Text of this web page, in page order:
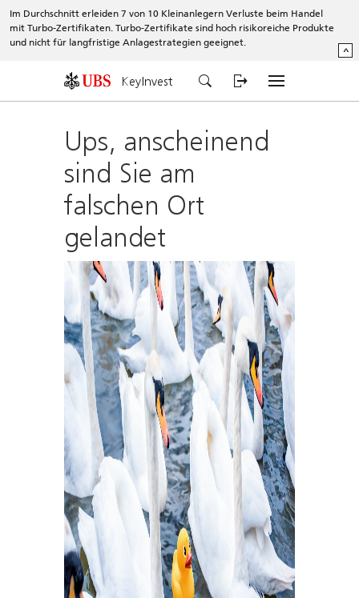
Im Durchschnitt erleiden 7 von 10 Kleinanlegern Verluste beim Handel
mit Turbo-Zertifikaten. Turbo-Zertifikate sind hoch risikoreiche Produkte
und nicht für langfristige Anlagestrategien geeignet.
^
KeyInvest
Ups, anscheinend
sind Sie am
falschen Ort
gelandet